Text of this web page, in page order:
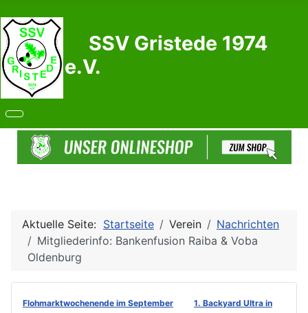
SSV Gristede 1974
e.V.
Aktuelle Seite: Startseite Verein
Nachrichten
Mitgliederinfo: Bankenfusion Raiba & Voba
Oldenburg
Flohmarktwochenende im September
1. Backyard Ultra in